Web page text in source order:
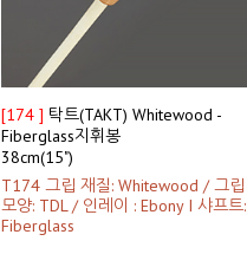
[174 ] 탁트(TAKT) Whitewood -
Fiberglass지휘봉
38cm(15")
T174 그립 재질: Whitewood / 그립
모양: TDL / 인레이 : Ebony I 샤프트:
Fiberglass